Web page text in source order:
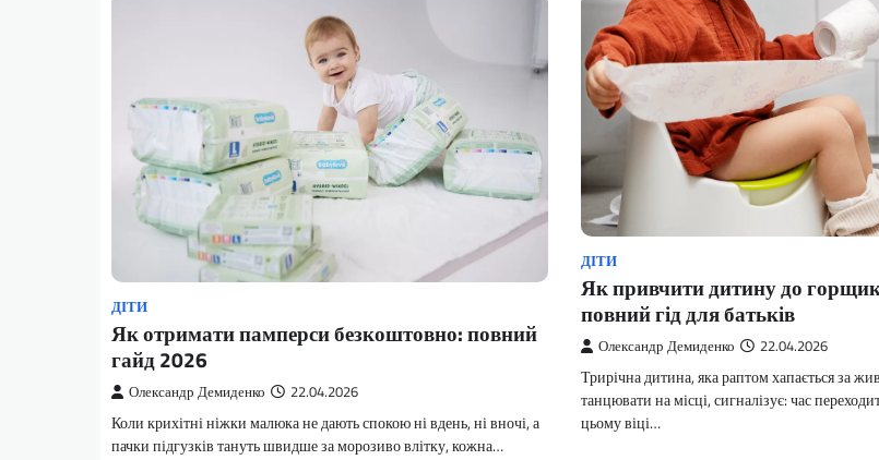
ДІТИ
Як отримати памперси безкоштовно: повний
гайд 2026
Олександр Демиденко 22.04.2026
Коли крихітні ніжки малюка не дають спокою ні вдень, ні вночі, а
пачки підгузків тануть швидше за морозиво влітку, кожна…
ДІТИ
Як привчити дитину до
повний гід для батьків
Олександр Демиденко 22.04.2026
Трирічна дитина, яка раптом хапається за
танцювати на місці, сигналізує: час
цьому віці…